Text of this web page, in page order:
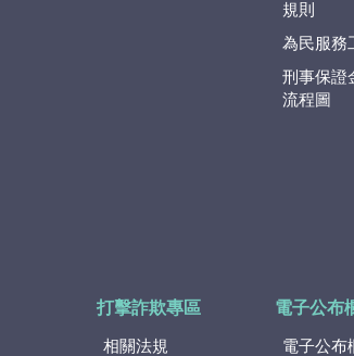
規則
為民服務
刑事保證
流程圖
打擊詐欺專區
相關法規
電子公布
電子公布